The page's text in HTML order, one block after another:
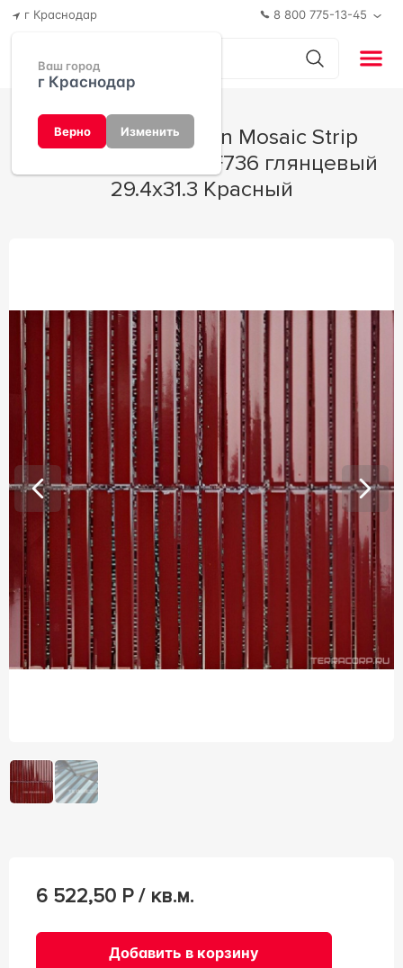
г Краснодар
Ваш город
г Краснодар
Верно Изменить
8 800 775-13-45
Мозаика Porcelain Mosaic Strip
Mosaic 1.5х14.5 Y15F736 глянцевый
29.4х31.3 Красный
6 522,50 Р / кв.м.
Добавить в корзину